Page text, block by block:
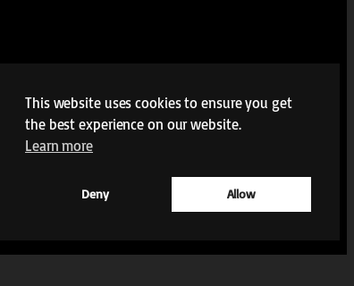
This website uses cookies to ensure you get
the best experience on our website.
Learn more
Deny Allow